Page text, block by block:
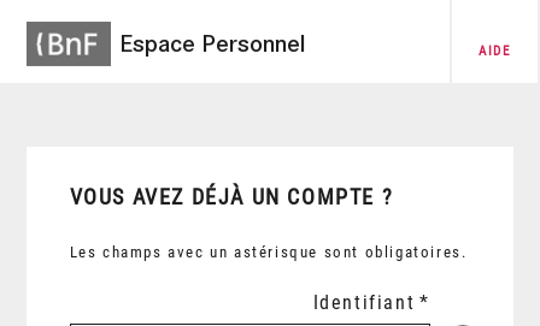
Espace Personnel AIDE
VOUS AVEZ DÉJÀ UN COMPTE ?
Les champs avec un astérisque sont obligatoires.
Identifiant